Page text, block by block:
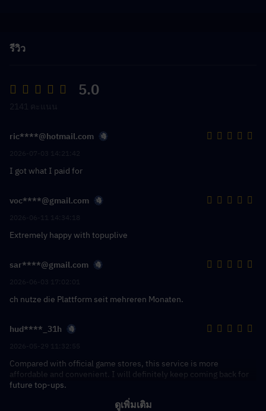
รีวิว
5.0
ric****@hotmail.com
I got what I paid for
voc****@gmail.com
Extremely happy with topuplive
sar****@gmail.com
ch nutze die Plattform seit mehreren Monaten.
hud****_31h
Compared with official game stores, this service is more
affordable and convenient. I will definitely keep coming back for
future top-ups.
ดูเพิ่มเติม